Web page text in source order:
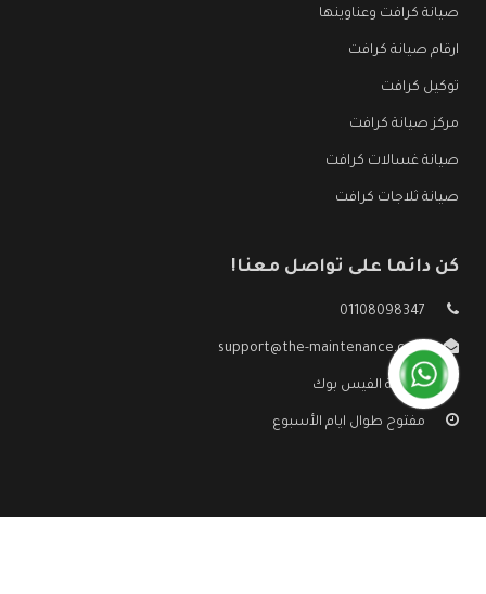
صيانة كرافت وعناوينها
ارقام صيانة كرافت
توكيل كرافت
مركز صيانة كرافت
صيانة غسالات كرافت
صيانة ثلاجات كرافت
كن دائما على تواصل معنا!
01108098347
support@the-maintenance.com
صفحة الفيس بوك
مفتوح طوال ايام الأسبوع